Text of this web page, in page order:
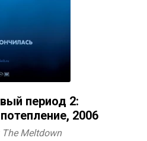
период 2:
2006
The Meltdown